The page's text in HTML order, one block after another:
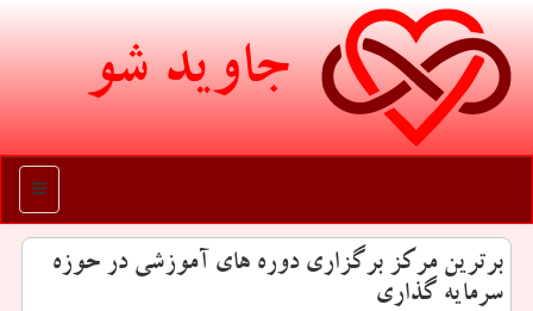
جاوید شو
منو
برترین مركز برگزاری دوره های آموزشی در حوزه
سرمایه گذاری